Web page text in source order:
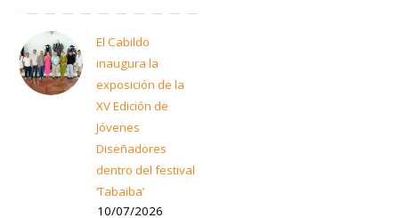
El Cabildo
inaugura la
exposición de la
XV Edición de
Jóvenes
Diseñadores
dentro del festival
‘Tabaiba’
10/07/2026